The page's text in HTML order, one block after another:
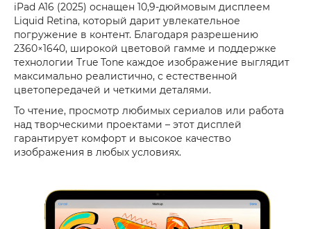
iPad A16 (2025) оснащен 10,9-дюймовым дисплеем
Liquid Retina, который дарит увлекательное
погружение в контент. Благодаря разрешению
2360×1640, широкой цветовой гамме и поддержке
технологии True Tone каждое изображение выглядит
максимально реалистично, с естественной
цветопередачей и четкими деталями.
То чтение, просмотр любимых сериалов или работа
над творческими проектами – этот дисплей
гарантирует комфорт и высокое качество
изображения в любых условиях.